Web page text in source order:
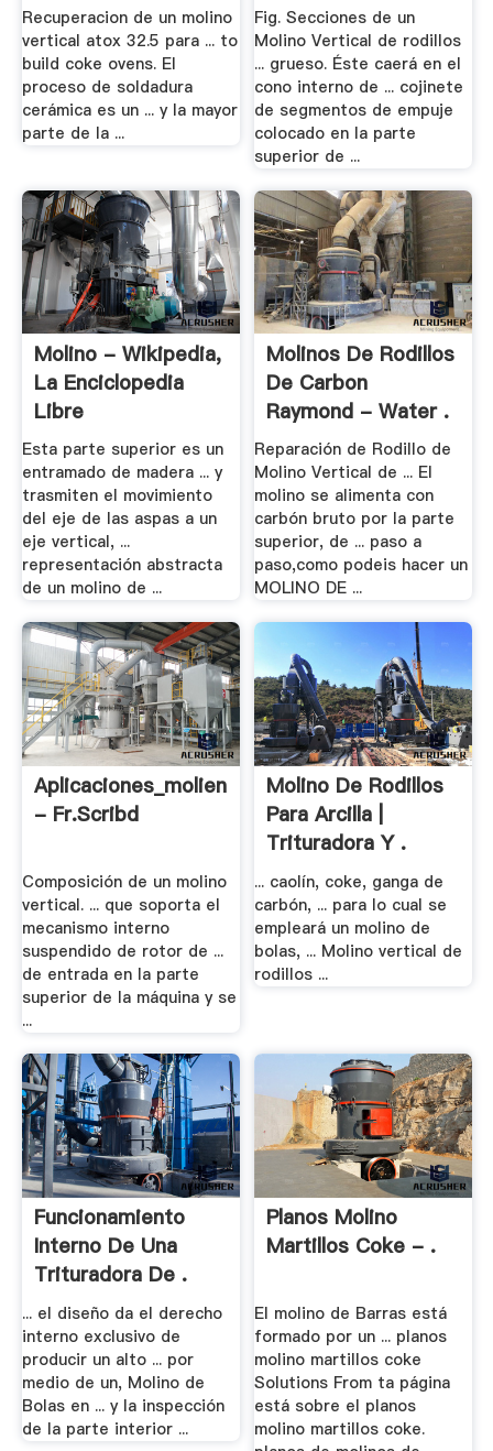
Recuperacion de un molino
vertical atox 32.5 para ... to
build coke ovens. El
proceso de soldadura
cerámica es un ... y la mayor
parte de la ...
Fig. Secciones de un
Molino Vertical de rodillos
... grueso. Éste caerá en el
cono interno de ... cojinete
de segmentos de empuje
colocado en la parte
superior de ...
Molino - Wikipedia,
La Enciclopedia
Libre
Esta parte superior es un
entramado de madera ... y
trasmiten el movimiento
del eje de las aspas a un
eje vertical, ...
representación abstracta
de un molino de ...
Molinos De Rodillos
De Carbon
Raymond - Water .
Reparación de Rodillo de
Molino Vertical de ... El
molino se alimenta con
carbón bruto por la parte
superior, de ... paso a
paso,como podeis hacer un
MOLINO DE ...
Aplicaciones_molienda
- Fr.scribd
Composición de un molino
vertical. ... que soporta el
mecanismo interno
suspendido de rotor de ...
de entrada en la parte
superior de la máquina y se
...
Molino De Rodillos
Para Arcilla |
Trituradora Y .
... caolín, coke, ganga de
carbón, ... para lo cual se
empleará un molino de
bolas, ... Molino vertical de
rodillos ...
Funcionamiento
Interno De Una
Trituradora De .
... el diseño da el derecho
interno exclusivo de
producir un alto ... por
medio de un, Molino de
Bolas en ... y la inspección
de la parte interior ...
Planos Molino
Martillos Coke - .
El molino de Barras está
formado por un ... planos
molino martillos coke
Solutions From ta página
está sobre el planos
molino martillos coke.